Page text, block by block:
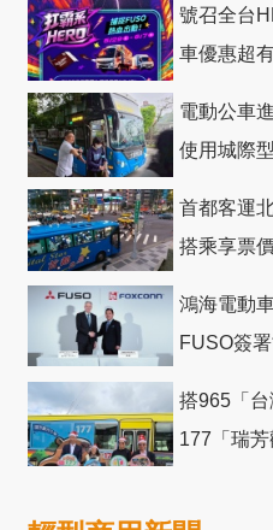
號召全台
車優惠超
電動公車
使用城際
首都客運
搭乘享票
鴻海電動
FUSO簽
搭965「
177「瑞